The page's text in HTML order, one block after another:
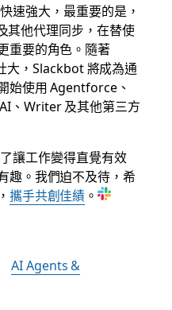
速強大，最重要的是，
其他代理同步，在替使
重要的角色。隨著
大，Slackbot 將成為通
始使用 Agentforce、
、Writer 及其他第三方
讓工作變得直覺有效
趣。我們迫不及待，希
攜手共創佳績 。
AI Agents &